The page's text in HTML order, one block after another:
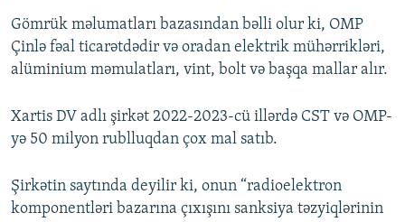
Gömrük məlumatları bazasından bəlli olur ki, OMP
Çinlə fəal ticarətdədir və oradan elektrik mühərrikləri,
alüminium məmulatları, vint, bolt və başqa mallar alır.
Xartis DV adlı şirkət 2022-2023-cü illərdə CST və OMP-
yə 50 milyon rublluqdan çox mal satıb.
Şirkətin saytında deyilir ki, onun “radioelektron
komponentləri bazarına çıxışını sanksiya təzyiqlərinin